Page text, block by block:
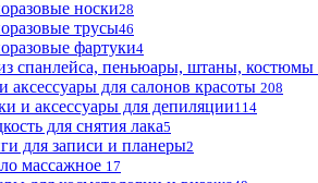
носки28
трусы46
фартуки4
спанлейса, пеньюары, штаны, костюмы
аксессуары для салонов красоты 208
и аксессуары для депиляции114
для снятия лака5
для записи и планеры2
массажное 17